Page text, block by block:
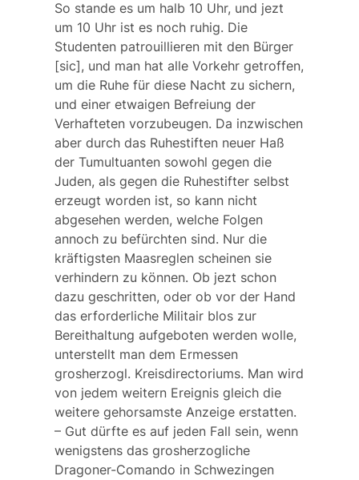
So stande es um halb 10 Uhr, und jezt
um 10 Uhr ist es noch ruhig. Die
Studenten patrouillieren mit den Bürger
[sic], und man hat alle Vorkehr getroffen,
um die Ruhe für diese Nacht zu sichern,
und einer etwaigen Befreiung der
Verhafteten vorzubeugen. Da inzwischen
aber durch das Ruhestiften neuer Haß
der Tumultuanten sowohl gegen die
Juden, als gegen die Ruhestifter selbst
erzeugt worden ist, so kann nicht
abgesehen werden, welche Folgen
annoch zu befürchten sind. Nur die
kräftigsten Maasreglen scheinen sie
verhindern zu können. Ob jezt schon
dazu geschritten, oder ob vor der Hand
das erforderliche Militair blos zur
Bereithaltung aufgeboten werden wolle,
unterstellt man dem Ermessen
grosherzogl. Kreisdirectoriums. Man wird
von jedem weitern Ereignis gleich die
weitere gehorsamste Anzeige erstatten.
– Gut dürfte es auf jeden Fall sein, wenn
wenigstens das grosherzogliche
Dragoner-Comando in Schwezingen